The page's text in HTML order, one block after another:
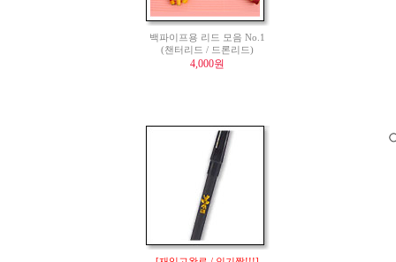
백파이프용 리드 모음 No.1
(챈터리드 / 드론리드)
4,000원